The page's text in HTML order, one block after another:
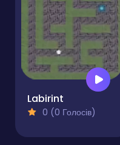
Labirint
0 (0 Голосів)